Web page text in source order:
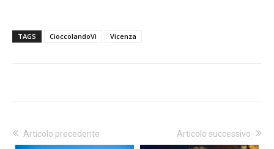
TAGS CioccolandoVi Vicenza
Articolo precedente Articolo successivo